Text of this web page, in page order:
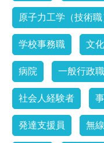
原子力工学（技術職
学校事務職 文
病院 一般行政
社会人経験者
発達支援員 無